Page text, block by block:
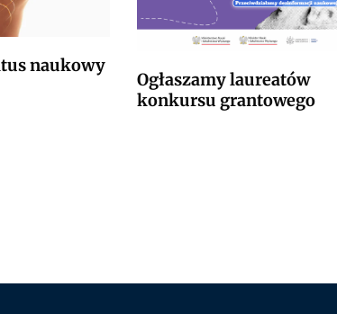
naukowy
Ogłaszamy laureatów
konkursu grantowego